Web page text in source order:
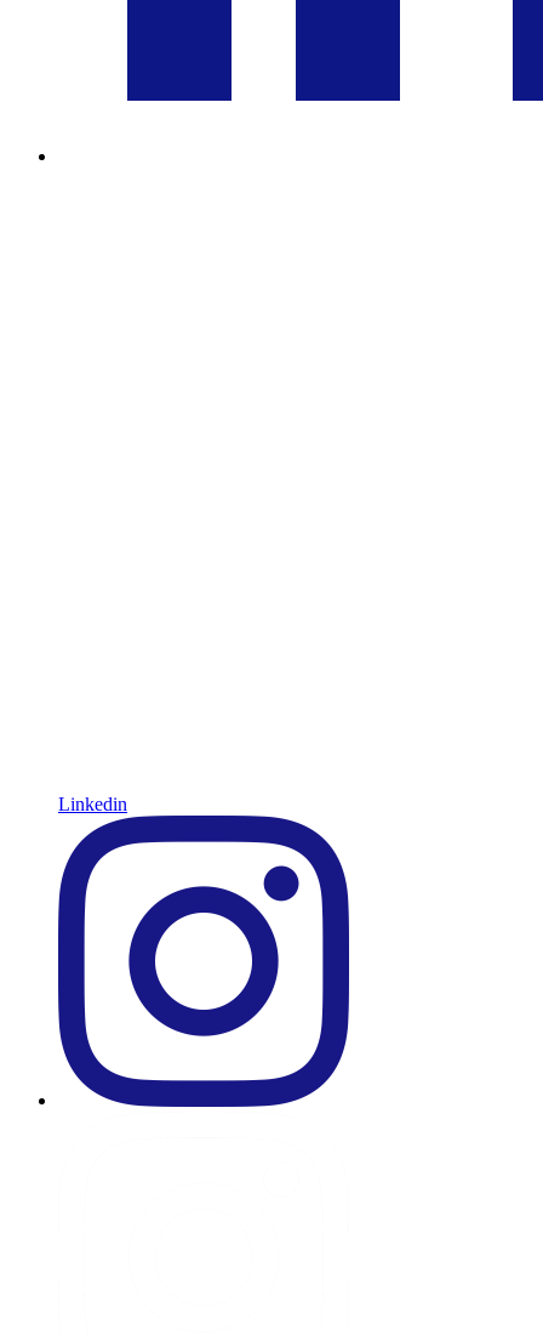
Linkedin